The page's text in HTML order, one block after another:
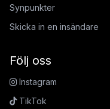
Synpunkter
Skicka in en insändare
Följ oss
Instagram
TikTok